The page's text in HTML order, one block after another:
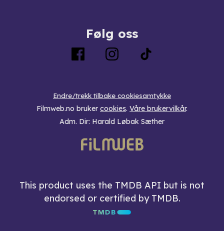
Følg oss
Endre/trekk tilbake cookiesamtykke
Filmweb.no bruker cookies. Våre brukervilkår.
Adm. Dir: Harald Løbak Sæther
This product uses the TMDB API but is not
endorsed or certified by TMDB.